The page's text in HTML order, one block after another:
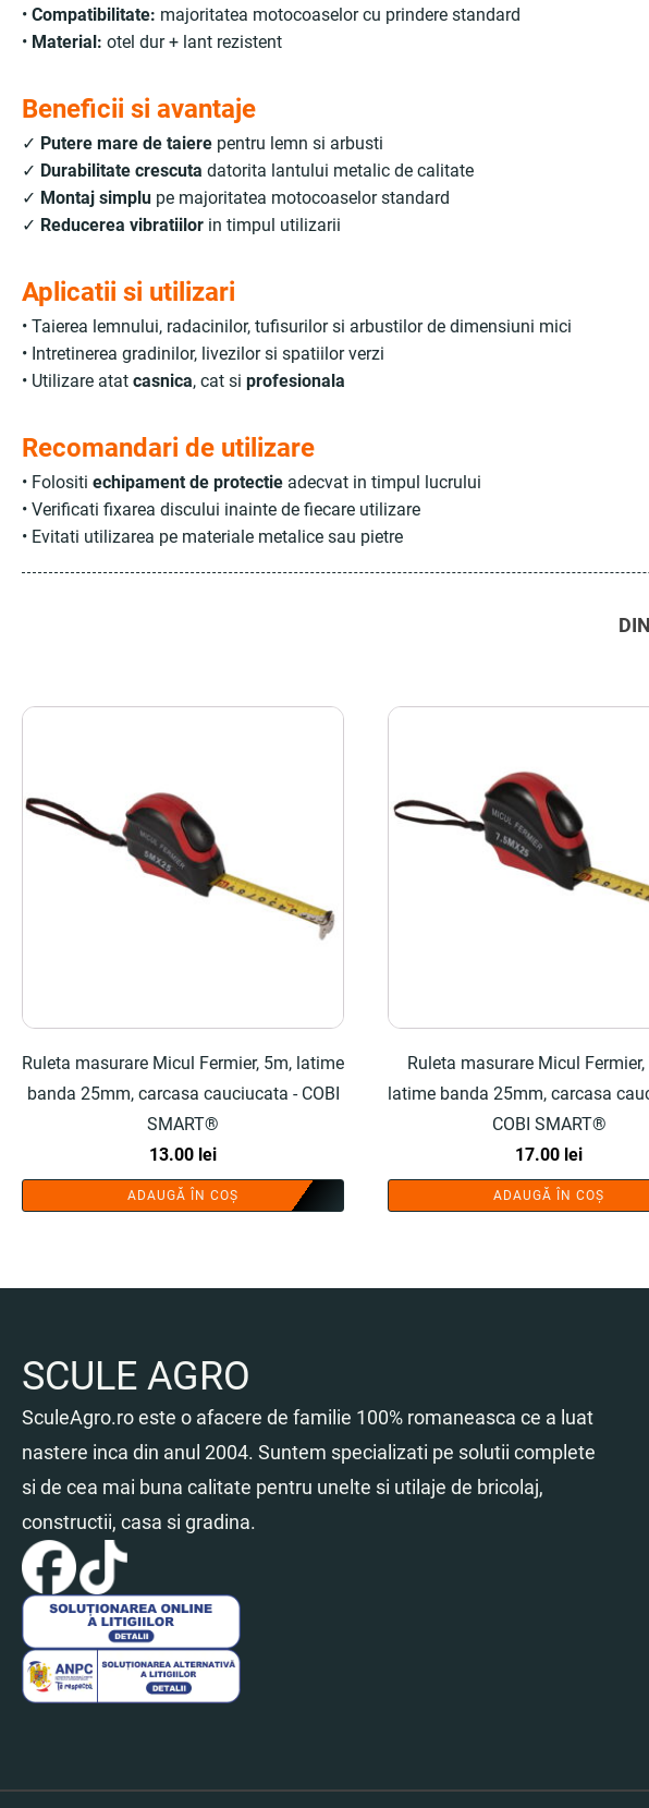
• Compatibilitate: majoritatea motocoaselor cu prindere standard
• Material: otel dur + lant rezistent
Beneficii si avantaje
✓ Putere mare de taiere pentru lemn si arbusti
✓ Durabilitate crescuta datorita lantului metalic de calitate
✓ Montaj simplu pe majoritatea motocoaselor standard
✓ Reducerea vibratiilor in timpul utilizarii
Aplicatii si utilizari
• Taierea lemnului, radacinilor, tufisurilor si arbustilor de dimensiuni mici
• Intretinerea gradinilor, livezilor si spatiilor verzi
• Utilizare atat casnica, cat si profesionala
Recomandari de utilizare
• Folositi echipament de protectie adecvat in timpul lucrului
• Verificati fixarea discului inainte de fiecare utilizare
• Evitati utilizarea pe materiale metalice sau pietre
Ruleta masurare Micul Fermier, 5m, latime
banda 25mm, carcasa cauciucata - COBI
SMART®
13.00 lei
ADAUGĂ ÎN COȘ
Ruleta masurare Micul Fermier,
latime banda 25mm, carcasa
COBI SMART®
17.00 lei
ADAUGĂ ÎN COȘ
SCULE AGRO
SculeAgro.ro este o afacere de familie 100% romaneasca ce a luat
nastere inca din anul 2004. Suntem specializati pe solutii complete
si de cea mai buna calitate pentru unelte si utilaje de bricolaj,
constructii, casa si gradina.